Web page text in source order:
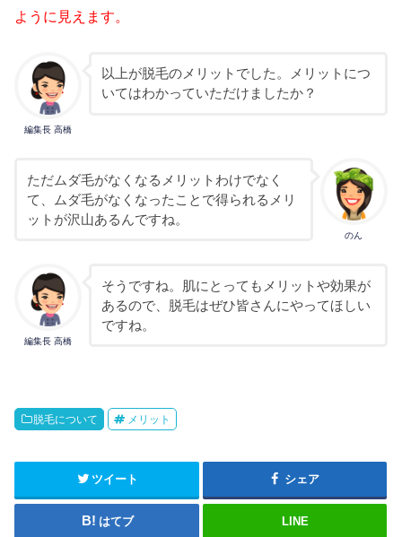
ように見えます。
編集長 高橋
以上が脱毛のメリットでした。メリットにつ
いてはわかっていただけましたか？
のん
ただムダ毛がなくなるメリットわけでなく
て、ムダ毛がなくなったことで得られるメリ
ットが沢山あるんですね。
編集長 高橋
そうですね。肌にとってもメリットや効果が
あるので、脱毛はぜひ皆さんにやってほしい
ですね。
脱毛について メリット
ツイート シェア
はてブ LINE